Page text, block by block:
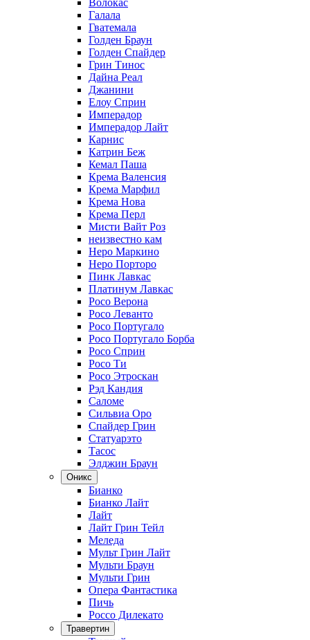
Волокас
Галала
Гватемала
Голден Браун
Голден Спайдер
Грин Тинос
Дайна Реал
Джанини
Елоу Сприн
Имперадор
Имперадор Лайт
Карнис
Катрин Беж
Кемал Паша
Крема Валенсия
Крема Марфил
Крема Нова
Крема Перл
Мисти Вайт Роз
неизвестно кам
Неро Маркино
Неро Порторо
Пинк Лавкаc
Платинум Лавкас
Росо Верона
Росо Леванто
Росо Португало
Росо Португало Борба
Росо Сприн
Росо Ти
Росо Этроскан
Рэд Кандия
Саломе
Сильвиа Оро
Спайдер Грин
Статуарэто
Тасос
Элджин Браун
Оникс
Бианко
Бианко Лайт
Лайт
Лайт Грин Тейл
Меледа
Мульт Грин Лайт
Мульти Браун
Мульти Грин
Опера Фантастика
Пичь
Россо Дилекато
Травертин